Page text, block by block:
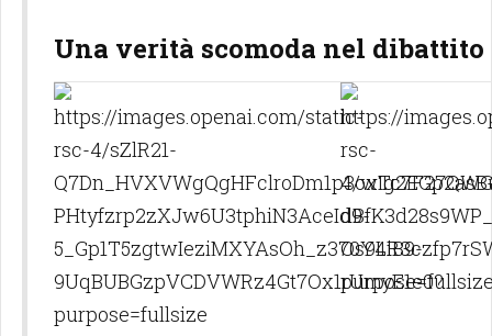
Una verità scomoda nel dibattito